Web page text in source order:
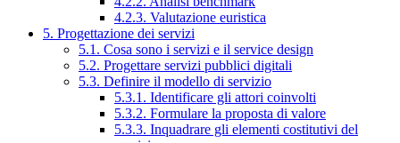
4.2.3. Valutazione euristica
5. Progettazione dei servizi
5.1. Cosa sono i servizi e il service design
5.2. Progettare servizi pubblici digitali
5.3. Definire il modello di servizio
5.3.1. Identificare gli attori coinvolti
5.3.2. Formulare la proposta di valore
5.3.3. Inquadrare gli elementi costitutivi del